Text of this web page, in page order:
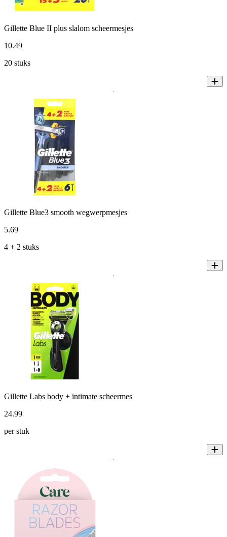
Gillette Blue II plus slalom scheermesjes
10.49
20 stuks
Gillette Blue3 smooth wegwerpmesjes
5.69
4 + 2 stuks
Gillette Labs body + intimate scheermes
24.99
per stuk